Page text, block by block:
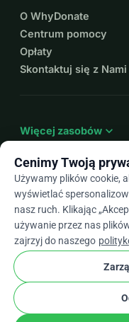
O WhyDonate
Centrum pomocy
Opłaty
Skontaktuj się z Nami
Więcej zasobów expand_more
Plarrow_drop_down
★★★★★4,9 / 5 na
Regulamin
Cenimy Twoją
Używamy plików cookie,
wyświetlać
nasz ruch. Klikając
używanie przez nas
zajrzyj do naszego